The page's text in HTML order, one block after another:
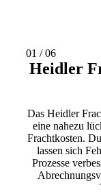
01 / 06
Heidler
Das Heidler
eine nahezu
Frachtkosten.
lassen sich
Prozesse